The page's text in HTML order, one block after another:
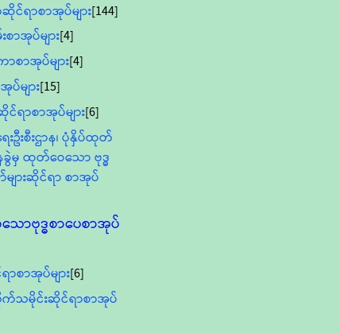
င်ရာစာအုပ်များ[144]
စာအုပ်များ[4]
စာအုပ်များ[4]
ပ်များ[15]
ရာစာအုပ်များ[6]
ဦးစီးဌာန၊ ပုံနှိပ်ထုတ်
ခွဲမှ ထုတ်ဝေသော ဗုဒ္ဓ
ျားဆိုင်ရာ စာအုပ်
ာဗုဒ္ဓစာပေစာအုပ်
စာအုပ်များ[6]
က်သမိုင်းဆိုင်ရာစာအုပ်